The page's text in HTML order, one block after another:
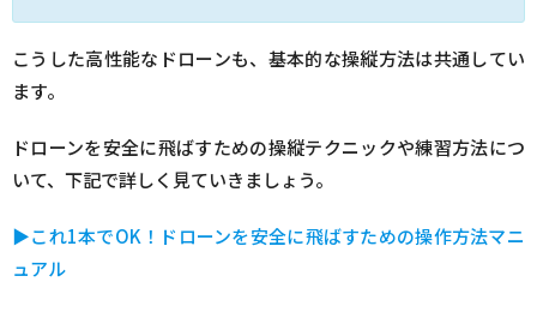
こうした高性能なドローンも、基本的な操縦方法は共通してい
ます。
ドローンを安全に飛ばすための操縦テクニックや練習方法につ
いて、下記で詳しく見ていきましょう。
▶︎これ1本でOK！ドローンを安全に飛ばすための操作方法マニ
ュアル